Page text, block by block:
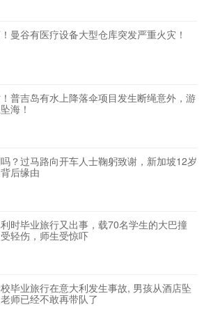
曼谷有医疗设备大型仓库突发严重火灾！
普吉岛有水上降落伞项目发生断绳意外，游
海！
？过马路向开车人士鞠躬致谢，新加坡12岁
后缘由
时毕业旅行又出事，载70名学生的大巴撞
轻伤，师生受惊吓
毕业旅行在意大利发生事故, 男孩从酒店坠
师已经不敢再带队了